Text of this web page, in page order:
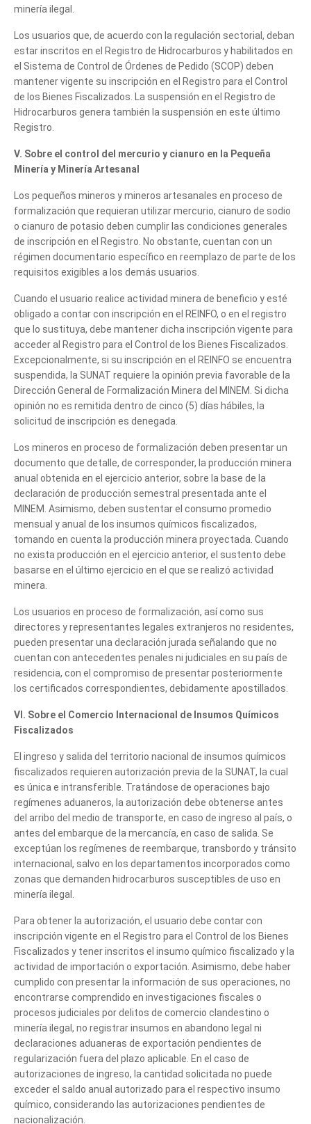
Cuéntanos, ¿Cómo
te podemos ayudar?
minería ilegal.
Los usuarios que, de acuerdo con la regulación sectorial, deban
estar inscritos en el Registro de Hidrocarburos y habilitados en
el Sistema de Control de Órdenes de Pedido (SCOP) deben
mantener vigente su inscripción en el Registro para el Control
de los Bienes Fiscalizados. La suspensión en el Registro de
Hidrocarburos genera también la suspensión en este último
Registro.
V. Sobre el control del mercurio y cianuro en la Pequeña
Minería y Minería Artesanal
Los pequeños mineros y mineros artesanales en proceso de
formalización que requieran utilizar mercurio, cianuro de sodio
o cianuro de potasio deben cumplir las condiciones generales
de inscripción en el Registro. No obstante, cuentan con un
régimen documentario específico en reemplazo de parte de los
requisitos exigibles a los demás usuarios.
Cuando el usuario realice actividad minera de beneficio y esté
obligado a contar con inscripción en el REINFO, o en el registro
que lo sustituya, debe mantener dicha inscripción vigente para
acceder al Registro para el Control de los Bienes Fiscalizados.
Excepcionalmente, si su inscripción en el REINFO se encuentra
suspendida, la SUNAT requiere la opinión previa favorable de la
Dirección General de Formalización Minera del MINEM. Si dicha
opinión no es remitida dentro de cinco (5) días hábiles, la
solicitud de inscripción es denegada.
Los mineros en proceso de formalización deben presentar un
documento que detalle, de corresponder, la producción minera
anual obtenida en el ejercicio anterior, sobre la base de la
declaración de producción semestral presentada ante el
MINEM. Asimismo, deben sustentar el consumo promedio
mensual y anual de los insumos químicos fiscalizados,
tomando en cuenta la producción minera proyectada. Cuando
no exista producción en el ejercicio anterior, el sustento debe
basarse en el último ejercicio en el que se realizó actividad
minera.
Los usuarios en proceso de formalización, así como sus
directores y representantes legales extranjeros no residentes,
pueden presentar una declaración jurada señalando que no
cuentan con antecedentes penales ni judiciales en su país de
residencia, con el compromiso de presentar posteriormente
los certificados correspondientes, debidamente apostillados.
VI. Sobre el Comercio Internacional de Insumos Químicos
Fiscalizados
El ingreso y salida del territorio nacional de insumos químicos
fiscalizados requieren autorización previa de la SUNAT, la cual
es única e intransferible. Tratándose de operaciones bajo
regímenes aduaneros, la autorización debe obtenerse antes
del arribo del medio de transporte, en caso de ingreso al país, o
antes del embarque de la mercancía, en caso de salida. Se
exceptúan los regímenes de reembarque, transbordo y tránsito
internacional, salvo en los departamentos incorporados como
zonas que demanden hidrocarburos susceptibles de uso en
minería ilegal.
Para obtener la autorización, el usuario debe contar con
inscripción vigente en el Registro para el Control de los Bienes
Fiscalizados y tener inscritos el insumo químico fiscalizado y la
actividad de importación o exportación. Asimismo, debe haber
cumplido con presentar la información de sus operaciones, no
encontrarse comprendido en investigaciones fiscales o
procesos judiciales por delitos de comercio clandestino o
minería ilegal, no registrar insumos en abandono legal ni
declaraciones aduaneras de exportación pendientes de
regularización fuera del plazo aplicable. En el caso de
autorizaciones de ingreso, la cantidad solicitada no puede
exceder el saldo anual autorizado para el respectivo insumo
químico, considerando las autorizaciones pendientes de
nacionalización.